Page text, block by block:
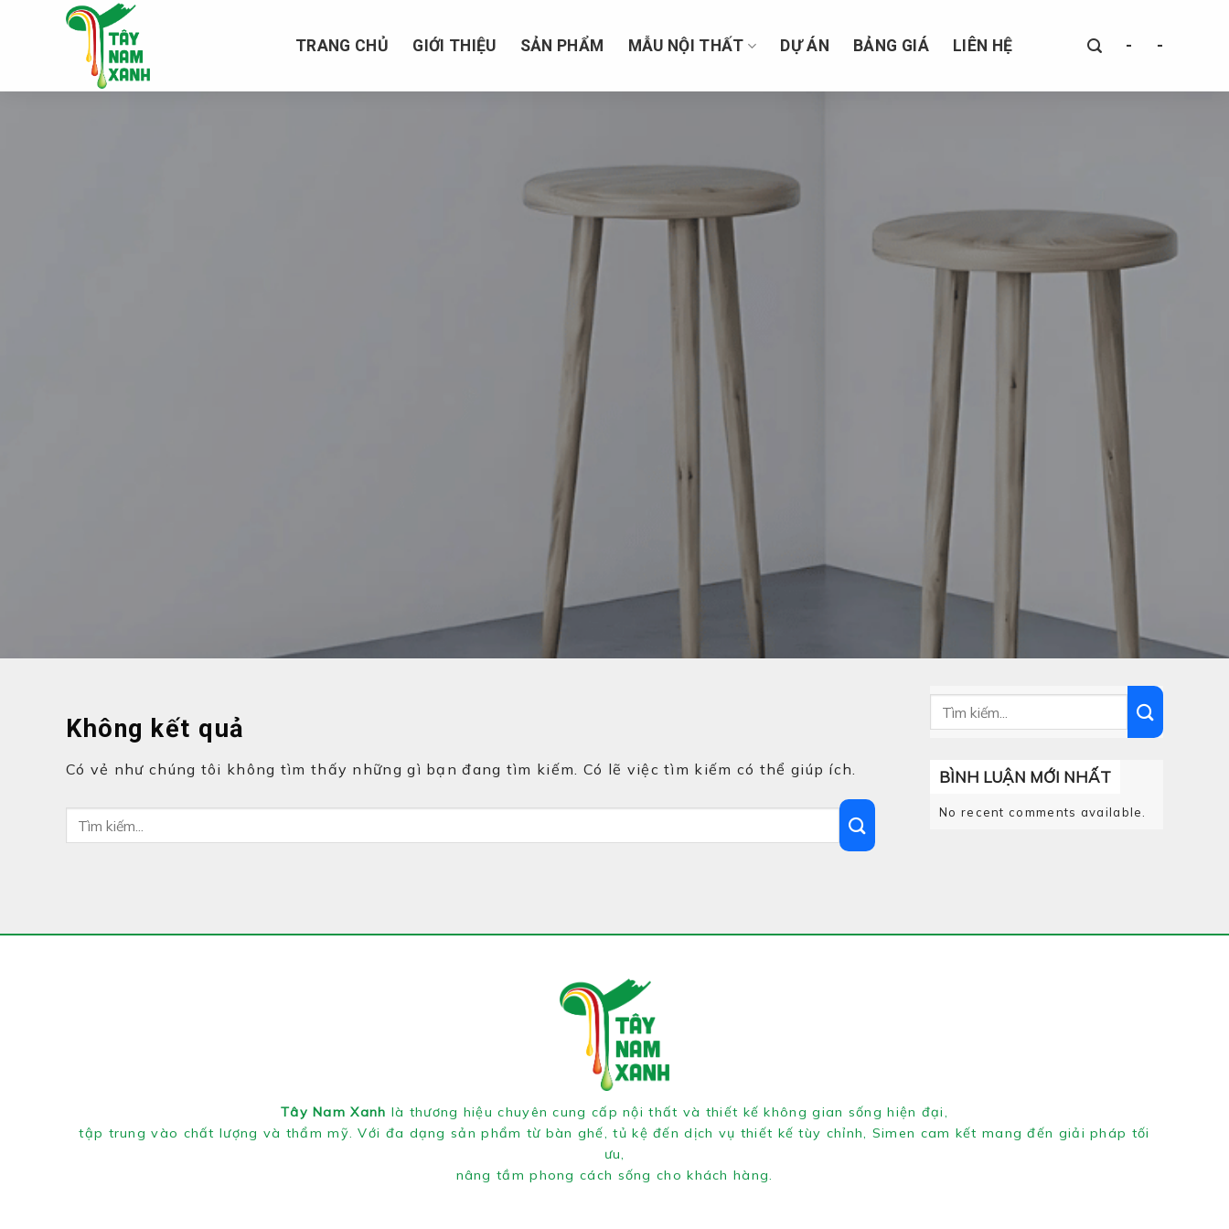
TRANG CHỦ GIỚI THIỆU SẢN PHẨM MẪU NỘI THẤT DỰ ÁN BẢNG GIÁ LIÊN HỆ - -
Không kết quả
Có vẻ như chúng tôi không tìm thấy những gì bạn đang tìm kiếm. Có lẽ việc tìm kiếm có thể giúp ích. BÌNH LUẬN MỚI NHẤT
No recent comments available.
Tây Nam Xanh là thương hiệu chuyên cung cấp nội thất và thiết kế không gian sống hiện đại,
tập trung vào chất lượng và thẩm mỹ. Với đa dạng sản phẩm từ bàn ghế, tủ kệ đến dịch vụ thiết kế tùy chỉnh, Simen cam kết mang đến giải pháp tối
ưu,
nâng tầm phong cách sống cho khách hàng.